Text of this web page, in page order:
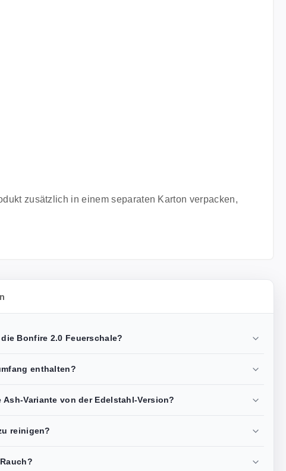
zusätzlich in einem separaten Karton verpacken,
Bonfire 2.0 Feuerschale?
enthalten?
Variante von der Edelstahl-Version?
reinigen?